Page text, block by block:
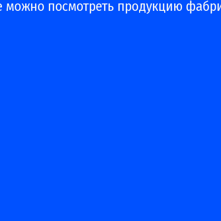
можно посмотреть продукцию